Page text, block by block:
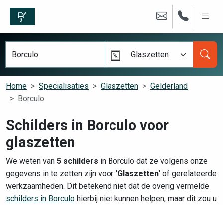
Glaszetten
Home Specialisaties Glaszetten
Gelderland
Borculo
Schilders in Borculo voor
glaszetten
We weten van 5 schilders in Borculo dat ze volgens onze
gegevens in te zetten zijn voor 'Glaszetten' of gerelateerde
werkzaamheden. Dit betekend niet dat de overig vermelde
schilders in Borculo hierbij niet kunnen helpen, maar dit zou u